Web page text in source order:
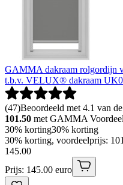
GAMMA dakraam rolgordijn
t.b.v. VELUX® dakraam
(47)Beoordeeld met 4.1 van
101.50 met GAMMA
30% korting30% korting
30% korting, voordeelprijs:
145.00
Prijs: 145.00 euro